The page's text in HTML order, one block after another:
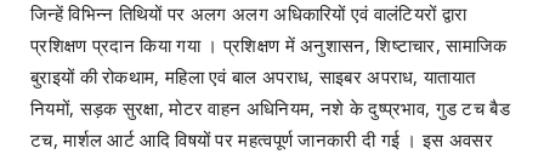
जिन्हें विभिन्न तिथियों पर अलग अलग अधिकारियों एवं वालंटियरों द्वारा
प्रशिक्षण प्रदान किया गया । प्रशिक्षण में अनुशासन, शिष्टाचार, सामाजिक
बुराइयों की रोकथाम, महिला एवं बाल अपराध, साइबर अपराध, यातायात
नियमों, सड़क सुरक्षा, मोटर वाहन अधिनियम, नशे के दुष्प्रभाव, गुड टच बैड
टच, मार्शल आर्ट आदि विषयों पर महत्वपूर्ण जानकारी दी गई । इस अवसर